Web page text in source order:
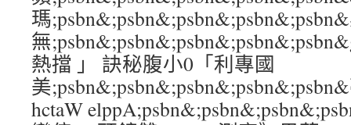
瑪
無
熱擋 」 訣秘腹小0「利專國
美
hctaW